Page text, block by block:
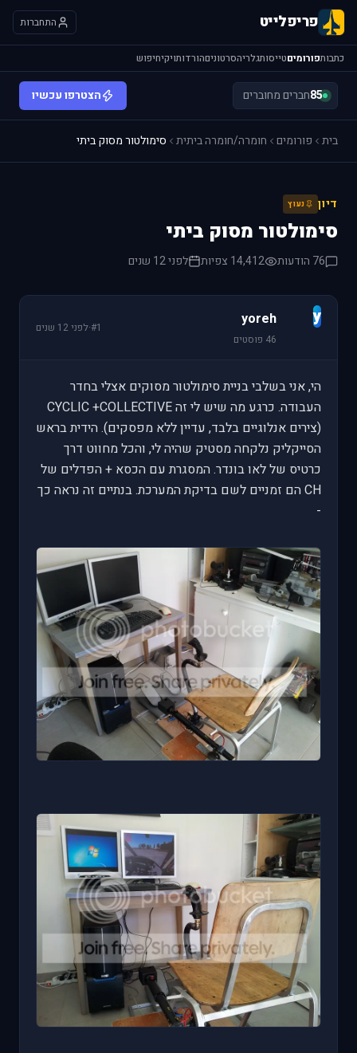
פריפלייט התחברות
כתבותפורומיםטייסותגלריהסרטוניםהורדותויקיחיפוש
85חברים מחוברים הצטרפו עכשיו
בית פורומים חומרה/חומרה ביתית סימולטור מסוק ביתי
דיון נעוץ
סימולטור מסוק ביתי
76 הודעות 14,412 צפיות לפני 12 שנים
y
yoreh
46 פוסטים
#1
·לפני 12 שנים
הי, אני בשלבי בניית סימולטור מסוקים אצלי בחדר
העבודה. כרגע מה שיש לי זה CYCLIC +COLLECTIVE
(צירים אנלוגיים בלבד, עדיין ללא מפסקים). הידית בראש
הסייקליק נלקחה מסטיק שהיה לי, והכל מחווט דרך
כרטיס של לאו בונדר. המסגרת עם הכסא + הפדלים של
CH הם זמניים לשם בדיקת המערכת. בנתיים זה נראה כך
-